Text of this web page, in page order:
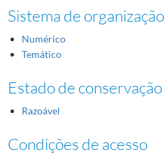
Sistema de organização
Numérico
Temático
Estado de conservação
Razoável
Condições de acesso